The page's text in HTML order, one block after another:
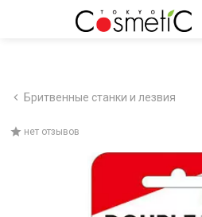
Бритвенные станки и лезвия
нет отзывов